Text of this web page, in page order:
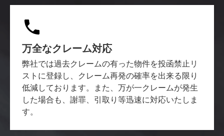
万全なクレーム対応
弊社では過去クレームの有った物件を投函禁止リ
ストに登録し、クレーム再発の確率を出来る限り
低減しております。また、万が一クレームが発生
した場合も、謝罪、引取り等迅速に対応いたしま
す。